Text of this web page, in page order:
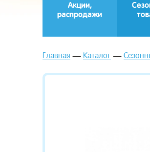
Акции,
распродажи
Главная Каталог